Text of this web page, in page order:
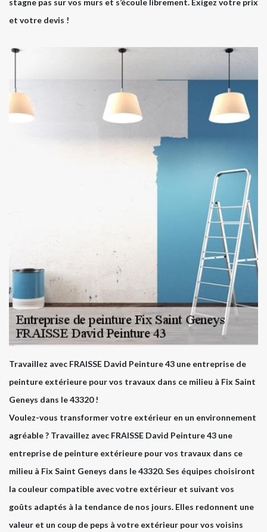
stagne pas sur vos murs et s’écoule librement. Exigez votre prix
et votre devis !
Travaillez avec FRAISSE David Peinture 43 une entreprise de
peinture extérieure pour vos travaux dans ce milieu à Fix Saint
Geneys dans le 43320 !
Voulez-vous transformer votre extérieur en un environnement
agréable ? Travaillez avec FRAISSE David Peinture 43 une
entreprise de peinture extérieure pour vos travaux dans ce
milieu à Fix Saint Geneys dans le 43320. Ses équipes choisiront
la couleur compatible avec votre extérieur et suivant vos
goûts adaptés à la tendance de nos jours. Elles redonnent une
valeur et un coup de peps à votre extérieur pour vos voisins